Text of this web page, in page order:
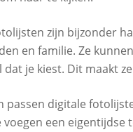
zijn bijzonder
en familie. Ze
dat je kiest. Dit maakt
passen digitale
voegen een